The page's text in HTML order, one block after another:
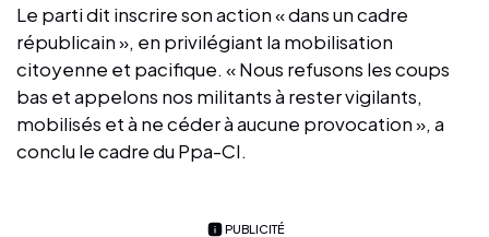
Le parti dit inscrire son action « dans un cadre
républicain », en privilégiant la mobilisation
citoyenne et pacifique. « Nous refusons les coups
bas et appelons nos militants à rester vigilants,
mobilisés et à ne céder à aucune provocation », a
conclu le cadre du Ppa-CI.
PUBLICITÉ